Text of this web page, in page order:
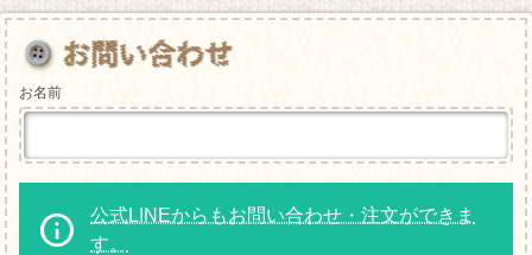
お名前
公式LINEからもお問い合わせ・注文ができま
す。